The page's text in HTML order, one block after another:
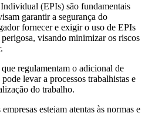
(EPIs) são fundamentais
garantir a segurança do
fornecer e exigir o uso de EPIs
visando minimizar os riscos
regulamentam o adicional de
levar a processos trabalhistas e
do trabalho.
estejam atentas às normas e